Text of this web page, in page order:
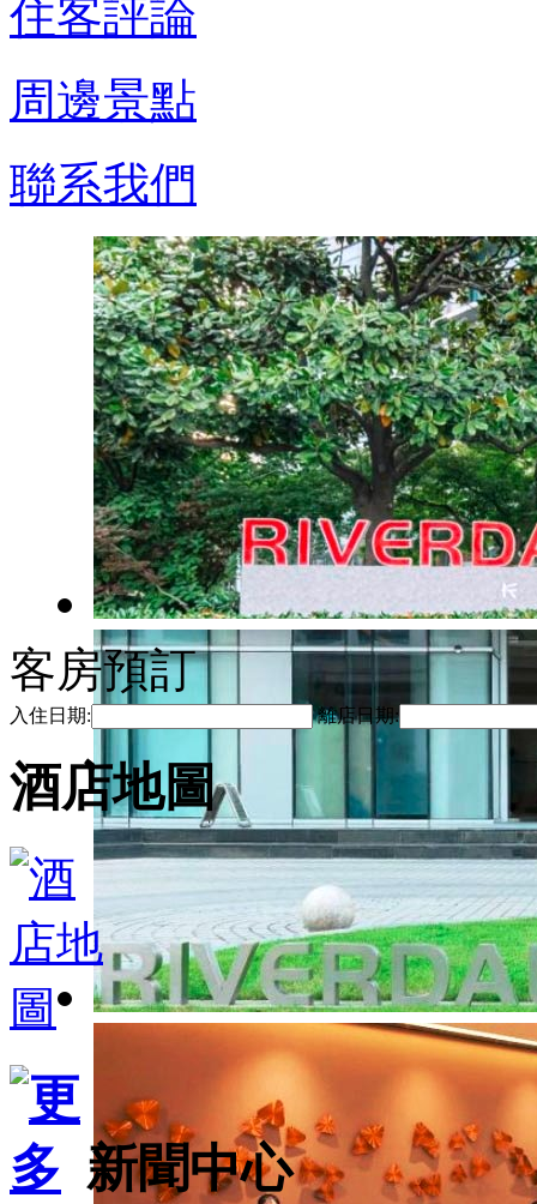
住客評論
周邊景點
聯系我們
客房預訂
入住日期: 離店日期:
酒店地圖
新聞中心